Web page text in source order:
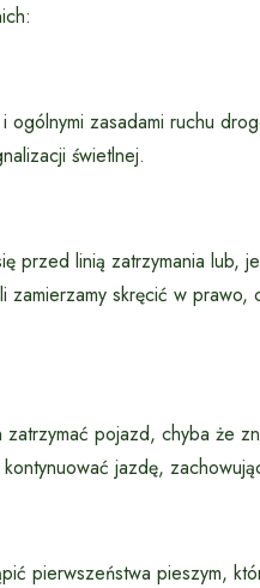
ogólnymi zasadami ruchu
świetlnej.
przed linią zatrzymania lub,
skręcić w
pojazd, chyba że
jazdę,
pierwszeństwa pieszym,